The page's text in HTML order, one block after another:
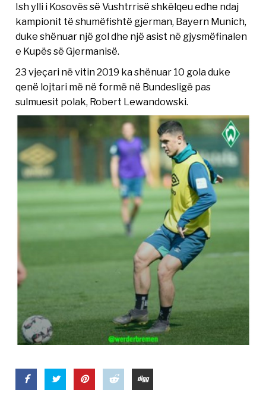
Ish ylli i Kosovës së Vushtrrisë shkëlqeu edhe ndaj
kampionit të shumëfishtë gjerman, Bayern Munich,
duke shënuar një gol dhe një asist në gjysmëfinalen
e Kupës së Gjermanisë.
23 vjeçari në vitin 2019 ka shënuar 10 gola duke
qenë lojtari më në formë në Bundesligë pas
sulmuesit polak, Robert Lewandowski.